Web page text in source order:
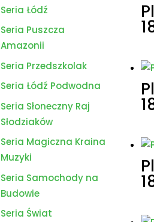
Seria Łódź
Seria Puszcza
Amazonii
Seria Przedszkolak
Seria Łódź Podwodna
Seria Słoneczny Raj
Słodziaków
Seria Magiczna Kraina
Muzyki
Seria Samochody na
Budowie
Seria Świat